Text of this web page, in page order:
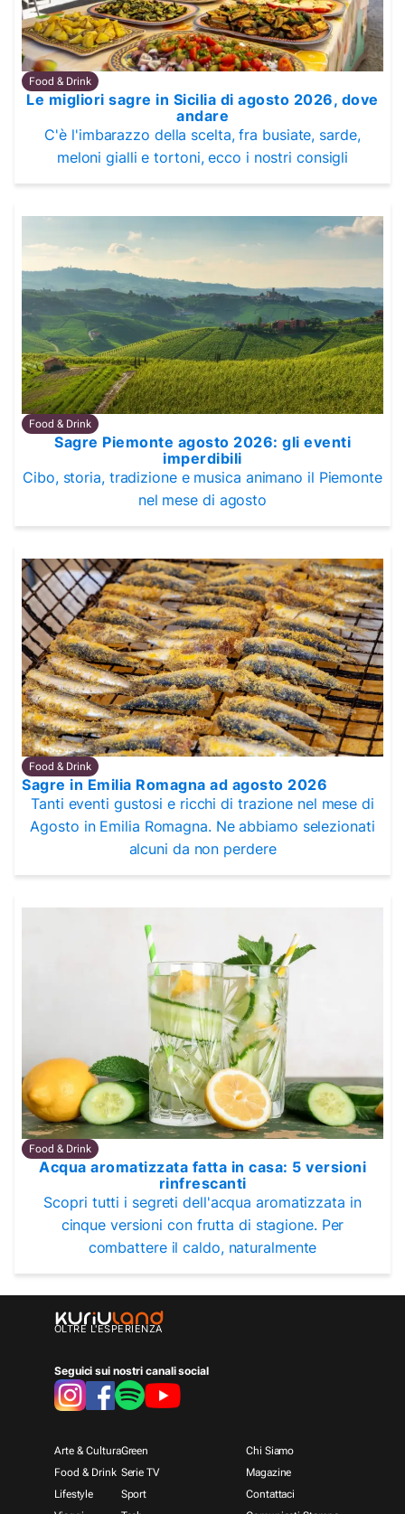
Food & Drink
Le migliori sagre in Sicilia di agosto 2026, dove
andare
C'è l'imbarazzo della scelta, fra busiate, sarde,
meloni gialli e tortoni, ecco i nostri consigli
Food & Drink
Sagre Piemonte agosto 2026: gli eventi
imperdibili
Cibo, storia, tradizione e musica animano il Piemonte
nel mese di agosto
Food & Drink
Sagre in Emilia Romagna ad agosto 2026
Tanti eventi gustosi e ricchi di trazione nel mese di
Agosto in Emilia Romagna. Ne abbiamo selezionati
alcuni da non perdere
Food & Drink
Acqua aromatizzata fatta in casa: 5 versioni
rinfrescanti
Scopri tutti i segreti dell'acqua aromatizzata in
cinque versioni con frutta di stagione. Per
combattere il caldo, naturalmente
OLTRE L'ESPERIENZA
Seguici sui nostri canali social
Arte & Cultura
Food & Drink
Lifestyle
Green
Serie TV
Sport
Chi Siamo
Magazine
Contattaci